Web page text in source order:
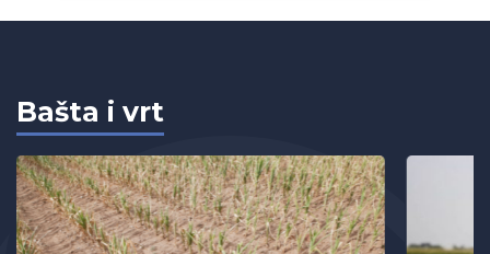
Bašta i vrt